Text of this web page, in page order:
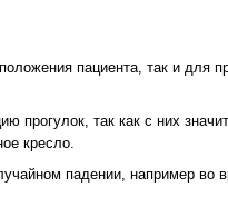
пациента, так и для
прогулок, так как с них
кресло.
падении, например во